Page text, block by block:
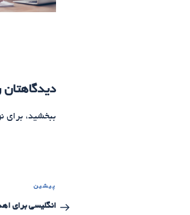
دیدگاهتان
ببخشید، برای
راهبری
نوشته‌ها
نوشته
قبلی
پیشین
انگلیسی برای